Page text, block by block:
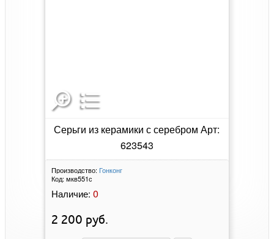
Серьги из керамики с серебром Арт:
623543
Производство: Гонконг
Код: мкв551с
Наличие: 0
2 200 руб.